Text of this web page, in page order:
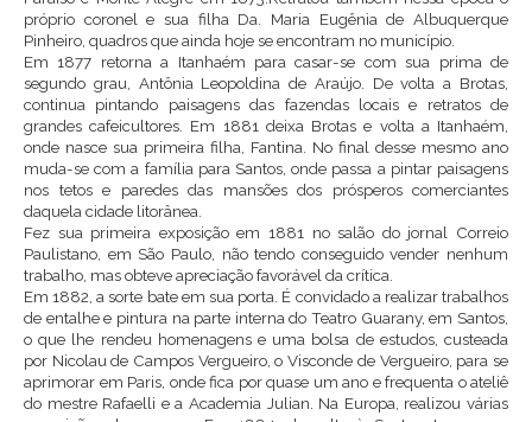
próprio coronel e sua filha Da. Maria Eugênia de Albuquerque
Pinheiro, quadros que ainda hoje se encontram no município.
Em 1877 retorna a Itanhaém para casar-se com sua prima de
segundo grau, Antônia Leopoldina de Araújo. De volta a Brotas,
continua pintando paisagens das fazendas locais e retratos de
grandes cafeicultores. Em 1881 deixa Brotas e volta a Itanhaém,
onde nasce sua primeira filha, Fantina. No final desse mesmo ano
muda-se com a família para Santos, onde passa a pintar paisagens
nos tetos e paredes das mansões dos prósperos comerciantes
daquela cidade litorânea.
Fez sua primeira exposição em 1881 no salão do jornal Correio
Paulistano, em São Paulo, não tendo conseguido vender nenhum
trabalho, mas obteve apreciação favorável da crítica.
Em 1882, a sorte bate em sua porta. É convidado a realizar trabalhos
de entalhe e pintura na parte interna do Teatro Guarany, em Santos,
o que lhe rendeu homenagens e uma bolsa de estudos, custeada
por Nicolau de Campos Vergueiro, o Visconde de Vergueiro, para se
aprimorar em Paris, onde fica por quase um ano e frequenta o ateliê
do mestre Rafaelli e a Academia Julian. Na Europa, realizou várias